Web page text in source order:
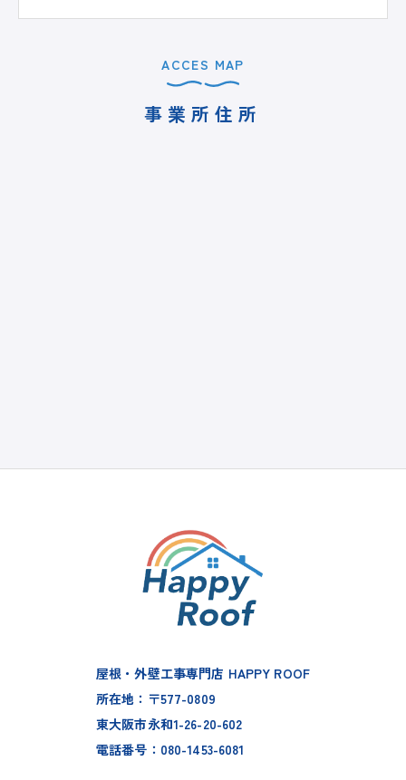
ACCES MAP
事業所住所
屋根・外壁工事専門店 HAPPY ROOF
所在地：〒577-0809
東大阪市永和1-26-20-602
電話番号：080-1453-6081